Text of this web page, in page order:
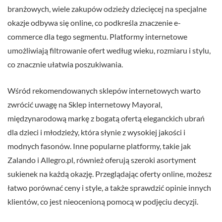
branżowych, wiele zakupów odzieży dziecięcej na specjalne
okazje odbywa się online, co podkreśla znaczenie e-
commerce dla tego segmentu. Platformy internetowe
umożliwiają filtrowanie ofert według wieku, rozmiaru i stylu,
co znacznie ułatwia poszukiwania.
Wśród rekomendowanych sklepów internetowych warto
zwrócić uwagę na Sklep internetowy Mayoral,
międzynarodową markę z bogatą ofertą eleganckich ubrań
dla dzieci i młodzieży, która słynie z wysokiej jakości i
modnych fasonów. Inne popularne platformy, takie jak
Zalando i Allegro.pl, również oferują szeroki asortyment
sukienek na każdą okazję. Przeglądając oferty online, możesz
łatwo porównać ceny i style, a także sprawdzić opinie innych
klientów, co jest nieocenioną pomocą w podjęciu decyzji.